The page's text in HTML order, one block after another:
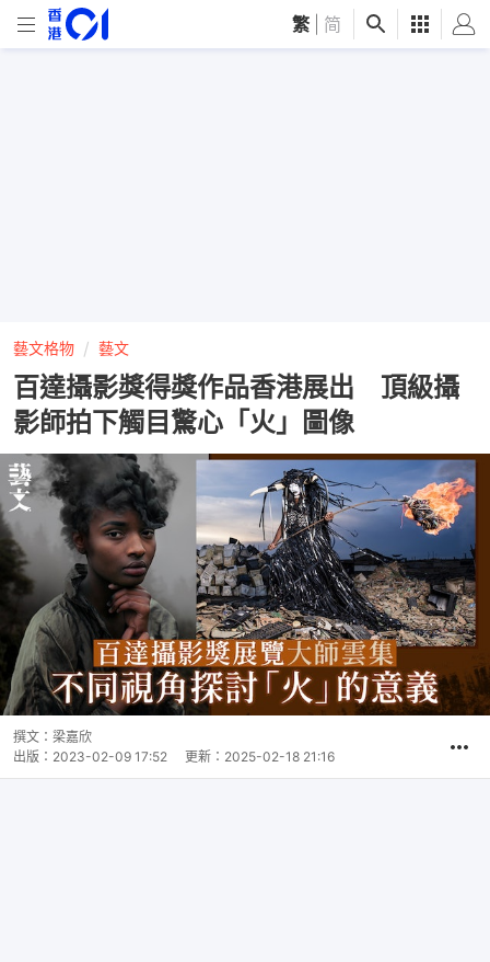
繁 简
藝文格物 藝文
百達攝影獎得獎作品香港展出 頂級攝
影師拍下觸目驚心「火」圖像
撰文： 梁嘉欣
出版： 2023-02-09 17:52 更新： 2025-02-18 21:16